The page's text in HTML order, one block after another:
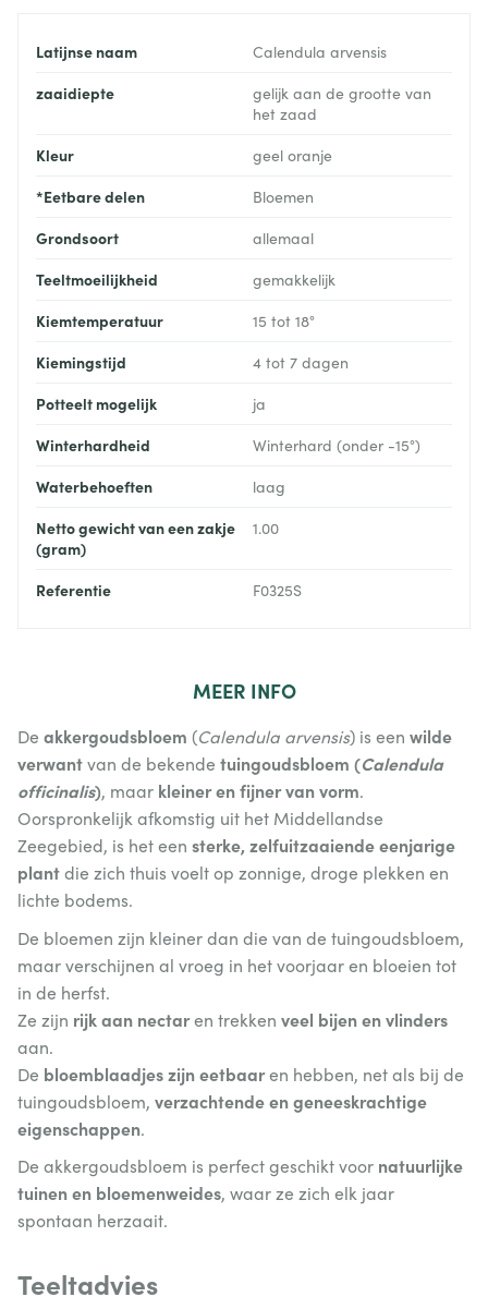
Latijnse naam Calendula arvensis
zaaidiepte
gelijk aan de grootte van
het zaad
Kleur geel oranje
*Eetbare delen Bloemen
Grondsoort allemaal
Teeltmoeilijkheid gemakkelijk
Kiemtemperatuur 15 tot 18°
Kiemingstijd 4 tot 7 dagen
Potteelt mogelijk ja
Winterhardheid Winterhard (onder -15°)
Waterbehoeften laag
Netto gewicht van een zakje
(gram)
1.00
Referentie F0325S
MEER INFO
De akkergoudsbloem (Calendula arvensis) is een wilde
verwantvan de bekende tuingoudsbloem (Calendula
officinalis), maar kleiner en fijner van vorm.
Oorspronkelijk afkomstig uit het Middellandse
Zeegebied, is het een sterke, zelfuitzaaiende eenjarige
plantdie zich thuis voelt op zonnige, droge plekken en
lichte bodems.
De bloemen zijn kleiner dan die van de tuingoudsbloem,
maar verschijnen al vroeg in het voorjaar en bloeien tot
in de herfst.
Ze zijn rijk aan nectaren trekken veel bijen en vlinders
aan.
De bloemblaadjes zijn eetbaaren hebben, net als bij de
tuingoudsbloem, verzachtende en geneeskrachtige
eigenschappen.
De akkergoudsbloem is perfect geschikt voor natuurlijke
tuinen en bloemenweides, waar ze zich elk jaar
spontaan herzaait.
Teeltadvies